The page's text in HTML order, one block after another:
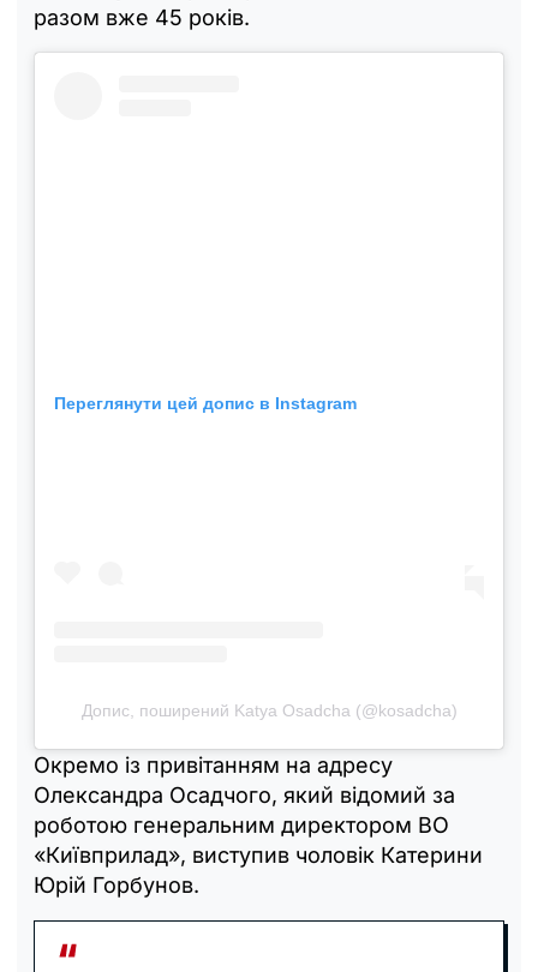
разом вже 45 років.
Переглянути цей допис в Instagram
Допис, поширений Katya Osadcha (@kosadcha)
Окремо із привітанням на адресу
Олександра Осадчого, який відомий за
роботою генеральним директором ВО
«Київприлад», виступив чоловік Катерини
Юрій Горбунов.